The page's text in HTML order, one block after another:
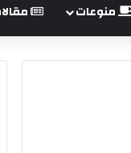
منوعات